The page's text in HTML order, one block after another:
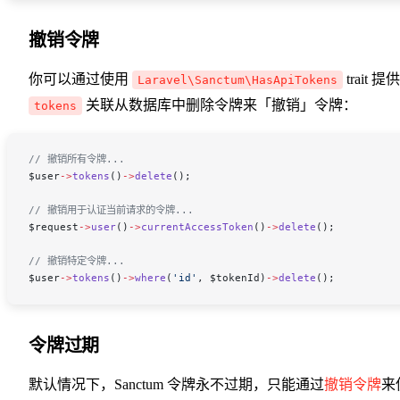
撤销令牌
你可以通过使用 Laravel\Sanctum\HasApiTokens trait 提
tokens 关联从数据库中删除令牌来「撤销」令牌：
// 撤销所有令牌...
$user->tokens () ->delete ();
// 撤销用于认证当前请求的令牌...
$request ->user() ->currentAccessToken () ->delete ();
// 撤销特定令牌...
$user->tokens () ->where ( 'id' , $tokenId ) ->delete ();
令牌过期
默认情况下，Sanctum 令牌永不过期，只能通过撤销令牌来